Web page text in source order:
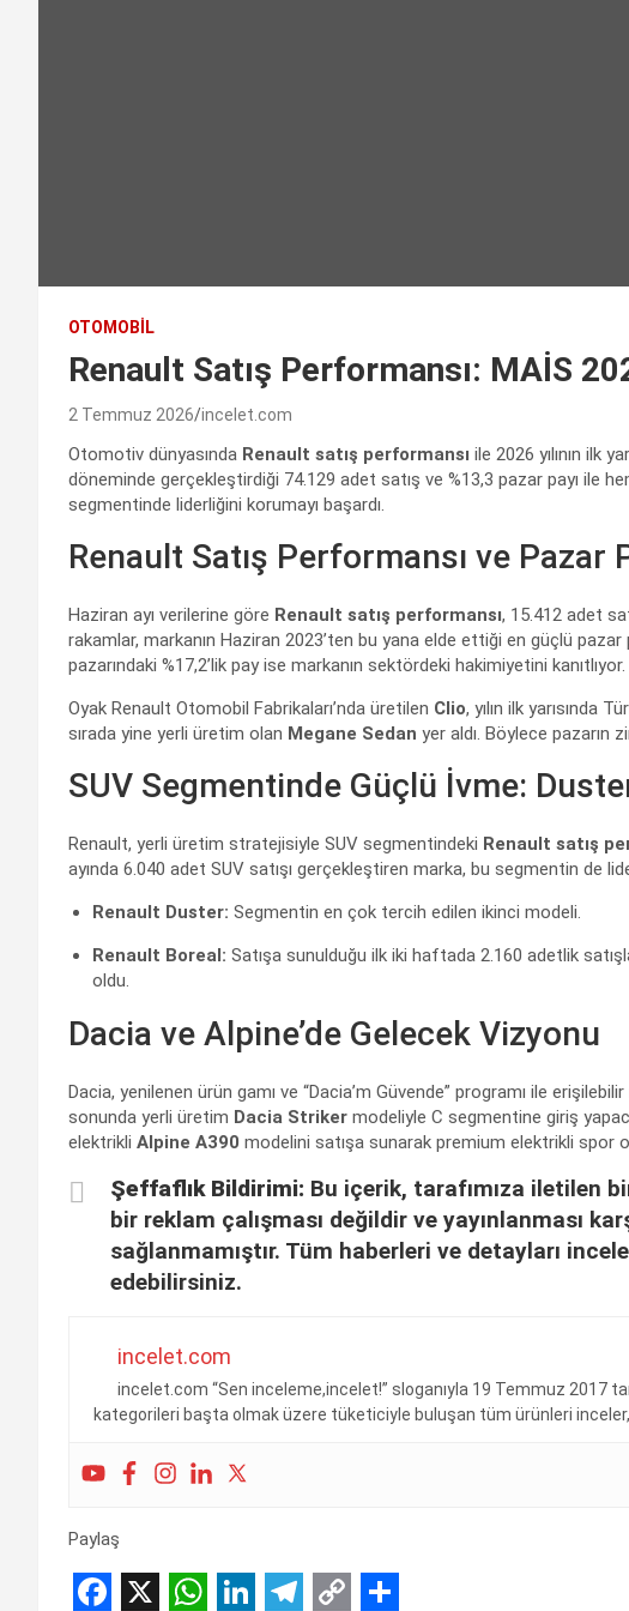
OTOMOBIL
Renault Satış Performansı: MAİS
2 Temmuz 2026 incelet.com
Otomotiv dünyasında Renault satış performansı ile 2026 yılının ilk
döneminde gerçekleştirdiği 74.129 adet satış ve %13,3 pazar payı ile
segmentinde liderliğini korumayı başardı.
Renault Satış Performansı ve Pazar
Haziran ayı verilerine göre Renault satış performansı, 15.412 adet
rakamlar, markanın Haziran 2023’ten bu yana elde ettiği en güçlü
pazarındaki %17,2’lik pay ise markanın sektördeki hakimiyetini kanıtlıyor.
Oyak Renault Otomobil Fabrikaları’nda üretilen Clio, yılın ilk yarısında
sırada yine yerli üretim olan Megane Sedan yer aldı. Böylece pazarın
SUV Segmentinde Güçlü İvme:
Renault, yerli üretim stratejisiyle SUV segmentindeki Renault satış
ayında 6.040 adet SUV satışı gerçekleştiren marka, bu segmentin de
Renault Duster: Segmentin en çok tercih edilen ikinci modeli.
Renault Boreal: Satışa sunulduğu ilk iki haftada 2.160 adetlik
oldu.
Dacia ve Alpine’de Gelecek Vizyonu
Dacia, yenilenen ürün gamı ve “Dacia’m Güvende” programı ile
sonunda yerli üretim Dacia Striker modeliyle C segmentine giriş
elektrikli Alpine A390 modelini satışa sunarak premium elektrikli spor
Şeffaflık Bildirimi: Bu içerik, tarafımıza iletilen
bir reklam çalışması değildir ve yayınlanması
sağlanmamıştır. Tüm haberleri ve detayları
edebilirsiniz.
incelet.com
incelet.com “Sen inceleme,incelet!” sloganıyla 19 Temmuz 2017
kategorileri başta olmak üzere tüketiciyle buluşan tüm ürünleri inceler,
Paylaş